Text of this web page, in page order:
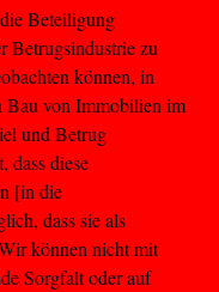
Beteiligung
Betrugsindustrie zu
können, in
Bau von Immobilien im
und Betrug
dass diese
[in die
dass sie als
können nicht mit
Sorgfalt oder auf